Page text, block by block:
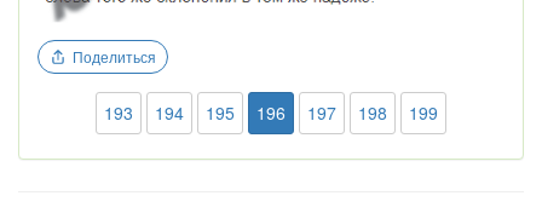
Поделиться
193 194 195 196 197 198 199